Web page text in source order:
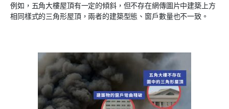
例如，五角大樓屋頂有一定的傾斜，但不存在網傳圖片中建築上方
相同樣式的三角形屋頂，兩者的建築型態、窗戶數量也不一致。